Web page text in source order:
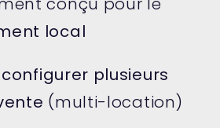
local
configurer plusieurs
(multi-location)